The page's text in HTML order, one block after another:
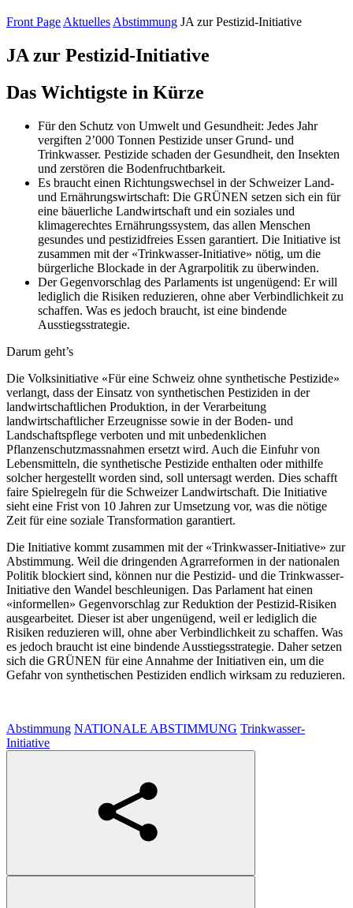
Front Page Aktuelles Abstimmung JA zur Pestizid-Initiative
JA zur Pestizid-Initiative
Das Wichtigste in Kürze
Für den Schutz von Umwelt und Gesundheit: Jedes Jahr
vergiften 2’000 Tonnen Pestizide unser Grund- und
Trinkwasser. Pestizide schaden der Gesundheit, den Insekten
und zerstören die Bodenfruchtbarkeit.
Es braucht einen Richtungswechsel in der Schweizer Land-
und Ernährungswirtschaft: Die GRÜNEN setzen sich ein für
eine bäuerliche Landwirtschaft und ein soziales und
klimagerechtes Ernährungssystem, das allen Menschen
gesundes und pestizidfreies Essen garantiert. Die Initiative ist
zusammen mit der «Trinkwasser-Initiative» nötig, um die
bürgerliche Blockade in der Agrarpolitik zu überwinden.
Der Gegenvorschlag des Parlaments ist ungenügend: Er will
lediglich die Risiken reduzieren, ohne aber Verbindlichkeit zu
schaffen. Was es jedoch braucht, ist eine bindende
Ausstiegsstrategie.
Darum geht’s
Die Volksinitiative «Für eine Schweiz ohne synthetische Pestizide»
verlangt, dass der Einsatz von synthetischen Pestiziden in der
landwirtschaftlichen Produktion, in der Verarbeitung
landwirtschaftlicher Erzeugnisse sowie in der Boden- und
Landschaftspflege verboten und mit unbedenklichen
Pflanzenschutzmassnahmen ersetzt wird. Auch die Einfuhr von
Lebensmitteln, die synthetische Pestizide enthalten oder mithilfe
solcher hergestellt worden sind, soll untersagt werden. Dies schafft
faire Spielregeln für die Schweizer Landwirtschaft. Die Initiative
sieht eine Frist von 10 Jahren zur Umsetzung vor, was die nötige
Zeit für eine soziale Transformation garantiert.
Die Initiative kommt zusammen mit der «Trinkwasser-Initiative» zur
Abstimmung. Weil die dringenden Agrarreformen in der nationalen
Politik blockiert sind, können nur die Pestizid- und die Trinkwasser-
Initiative den Wandel beschleunigen. Das Parlament hat einen
«informellen» Gegenvorschlag zur Reduktion der Pestizid-Risiken
ausgearbeitet. Dieser ist aber ungenügend, weil er lediglich die
Risiken reduzieren will, ohne aber Verbindlichkeit zu schaffen. Was
es jedoch braucht ist eine bindende Ausstiegsstrategie. Daher setzen
sich die GRÜNEN für eine Annahme der Initiativen ein, um die
Gefahr von synthetischen Pestiziden endlich wirksam zu reduzieren.
Abstimmung NATIONALE ABSTIMMUNG Trinkwasser-
Initiative